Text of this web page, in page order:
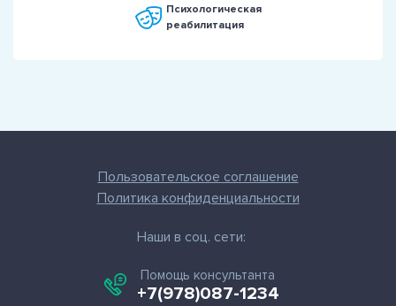
Психологическая
реабилитация
Пользовательское соглашение
Политика конфиденциальности
Наши в соц. сети:
Помощь консультанта
+7(978)087-1234